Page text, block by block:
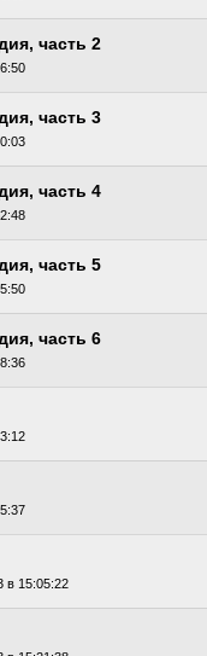
часть 2
часть 3
часть 4
часть 5
часть 6
в 15:05:22